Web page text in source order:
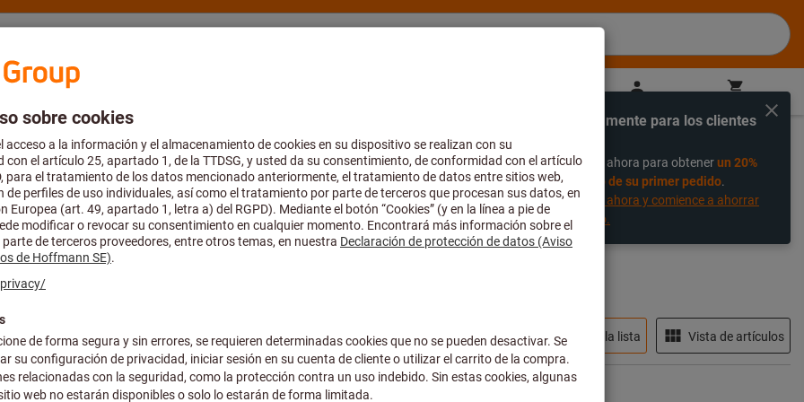
y asesoría
%
Exclusivamente para los clientes
Regístrese ahora para obtenerun 20%
descuento de su primer pedido.
Regístrese ahora y comience a ahorrar
hoy mismo.
protección respiratoria
Normas & Certificaciones
En stock Vista de la lista Vista de artículos